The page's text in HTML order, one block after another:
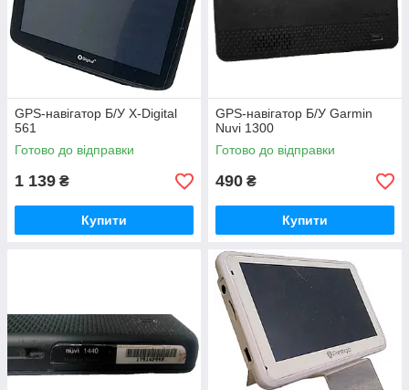
GPS-навігатор Б/У X-Digital
561
Готово до відправки
1 139 ₴
Купити
GPS-навігатор Б/У Garmin
Nuvi 1300
Готово до відправки
490 ₴
Купити